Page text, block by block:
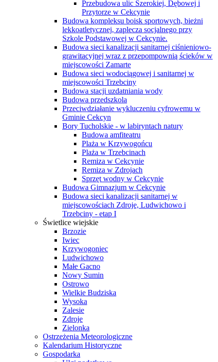
Przebudowa ulic Szerokiej, Dębowej i
Przytorze w Cekcynie
Budowa kompleksu boisk sportowych, bieżni
lekkoatletycznej, zaplecza socjalnego przy
Szkole Podstawowej w Cekcynie.
Budowa sieci kanalizacji sanitarnej ciśnieniowo-
grawitacyjnej wraz z przepompownią ścieków w
miejscowości Zamarte
Budowa sieci wodociągowej i sanitarnej w
miejscowości Trzebciny
Budowa stacji uzdatniania wody
Budowa przedszkola
Przeciwdziałanie wykluczeniu cyfrowemu w
Gminie Cekcyn
Bory Tucholskie - w labiryntach natury
Budowa amfiteatru
Plaża w Krzywogońcu
Plaża w Trzebcinach
Remiza w Cekcynie
Remiza w Zdrojach
Sprzęt wodny w Cekcynie
Budowa Gimnazjum w Cekcynie
Budowa sieci kanalizacji sanitarnej w
miejscowościach Zdroje, Ludwichowo i
Trzebciny - etap I
Świetlice wiejskie
Brzozie
Iwiec
Krzywogoniec
Ludwichowo
Małe Gacno
Nowy Sumin
Ostrowo
Wielkie Budziska
Wysoka
Zalesie
Zdroje
Zielonka
Ostrzeżenia Meteorologiczne
Kalendarium Historyczne
Gospodarka